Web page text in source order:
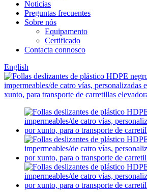
Noticias
Preguntas frecuentes
Sobre nós
Equipamento
Certificado
Contacta connosco
English